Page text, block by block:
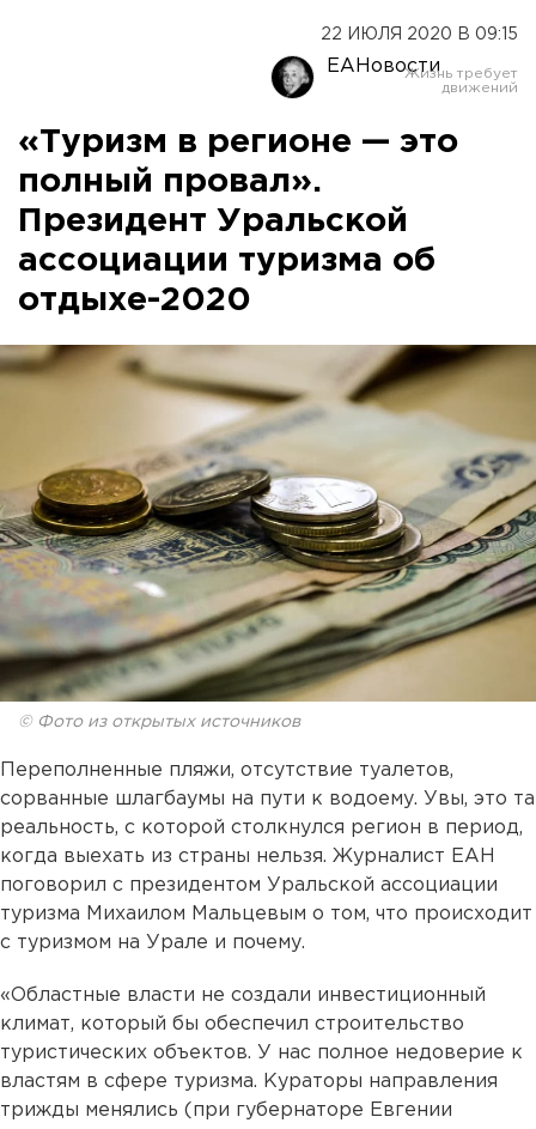
22 ИЮЛЯ 2020 В 09:15
ЕАНовости
«Туризм в регионе — это
полный провал».
Президент Уральской
ассоциации туризма об
отдыхе-2020
© Фото из открытых источников
Переполненные пляжи, отсутствие туалетов,
сорванные шлагбаумы на пути к водоему. Увы, это та
реальность, с которой столкнулся регион в период,
когда выехать из страны нельзя. Журналист ЕАН
поговорил с президентом Уральской ассоциации
туризма Михаилом Мальцевым о том, что происходит
с туризмом на Урале и почему.
«Областные власти не создали инвестиционный
климат, который бы обеспечил строительство
туристических объектов. У нас полное недоверие к
властям в сфере туризма. Кураторы направления
трижды менялись (при губернаторе Евгении